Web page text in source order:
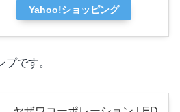
Yahoo!ショッピング
です。